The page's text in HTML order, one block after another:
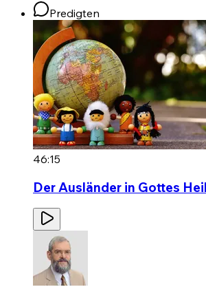
Predigten
46:15
Der Ausländer in Gottes